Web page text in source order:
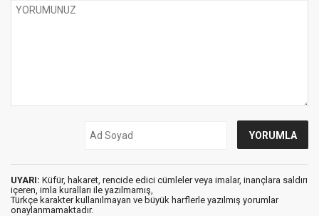
UYARI: Küfür, hakaret, rencide edici cümleler veya imalar, inançlara saldırı
içeren, imla kuralları ile yazılmamış,
Türkçe karakter kullanılmayan ve büyük harflerle yazılmış yorumlar
onaylanmamaktadır.